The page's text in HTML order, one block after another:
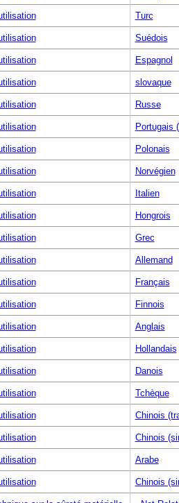
Turc
Suédois
Espagnol
slovaque
Russe
Portugais
Polonais
Norvégien
Italien
Hongrois
Grec
Allemand
Français
Finnois
Anglais
Hollandais
Danois
Tchèque
Chinois
Chinois
Arabe
Chinois